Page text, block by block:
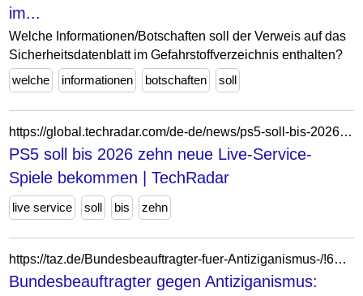
im...
Welche Informationen/Botschaften soll der Verweis auf das
Sicherheitsdatenblatt im Gefahrstoffverzeichnis enthalten?
welche
informationen botschaften soll
https://global.techradar.com/de-de/news/ps5-soll-bis-2026-zehn-neue-live-service-spiele-bekommen
PS5 soll bis 2026 zehn neue Live-Service-
Spiele bekommen | TechRadar
live service soll bis zehn
https://taz.de/Bundesbeauftragter-fuer-Antiziganismus-/!6093615/
Bundesbeauftragter gegen Antiziganismus: